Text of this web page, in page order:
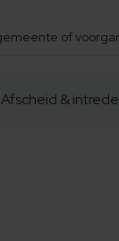
Afscheid & intrede